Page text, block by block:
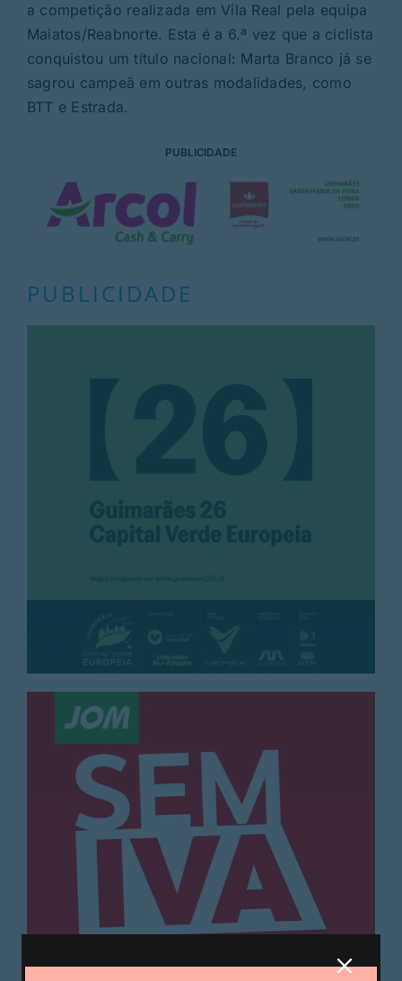
a competição realizada em Vila Real pela equipa
Maiatos/Reabnorte. Esta é a 6.ª vez que a ciclista
conquistou um título nacional: Marta Branco já se
sagrou campeã em outras modalidades, como
BTT e Estrada.
PUBLICIDADE
PUBLICIDADE